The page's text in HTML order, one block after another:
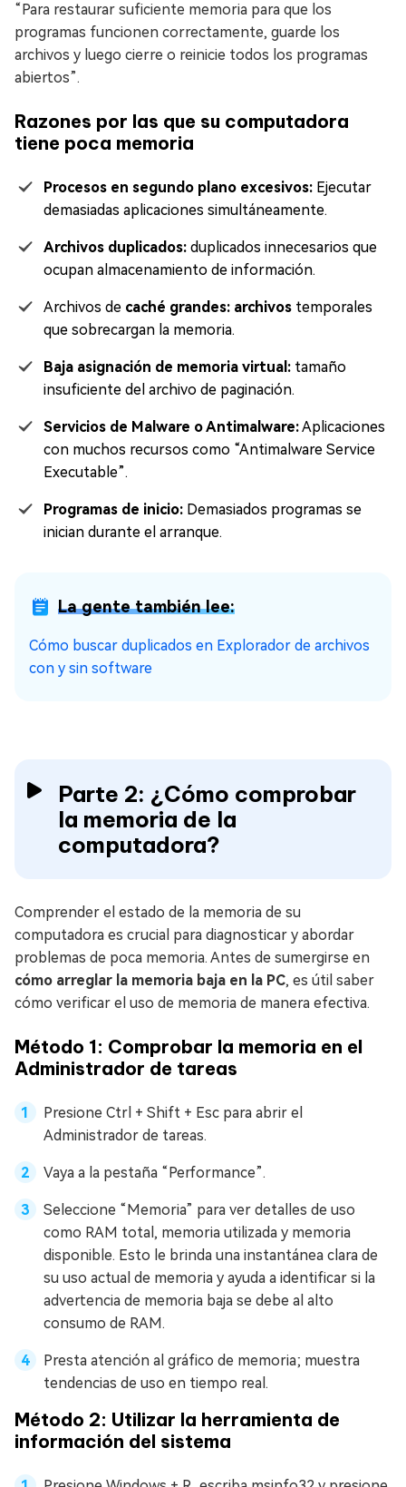
“Para restaurar suficiente memoria para que los
programas funcionen correctamente, guarde los
archivos y luego cierre o reinicie todos los programas
abiertos”.
Razones por las que su computadora
tiene poca memoria
Procesos en segundo plano excesivos: Ejecutar
demasiadas aplicaciones simultáneamente.
Archivos duplicados: duplicados innecesarios que
ocupan almacenamiento de información.
Archivos de caché grandes: archivos temporales
que sobrecargan la memoria.
Baja asignación de memoria virtual: tamaño
insuficiente del archivo de paginación.
Servicios de Malware o Antimalware:Aplicaciones
con muchos recursos como “Antimalware Service
Executable”.
Programas de inicio: Demasiados programas se
inician durante el arranque.
La gente también lee:
Cómo buscar duplicados en Explorador de archivos
con y sin software
Parte 2: ¿Cómo comprobar
la memoria de la
computadora?
Comprender el estado de la memoria de su
computadora es crucial para diagnosticar y abordar
problemas de poca memoria. Antes de sumergirse en
cómo arreglar la memoria baja en la PC, es útil saber
cómo verificar el uso de memoria de manera efectiva.
Método 1: Comprobar la memoria en el
Administrador de tareas
Presione Ctrl + Shift + Esc para abrir el
Administrador de tareas.
Vaya a la pestaña “Performance”.
Seleccione “Memoria” para ver detalles de uso
como RAM total, memoria utilizada y memoria
disponible. Esto le brinda una instantánea clara de
su uso actual de memoria y ayuda a identificar si la
advertencia de memoria baja se debe al alto
consumo de RAM.
Presta atención al gráfico de memoria; muestra
tendencias de uso en tiempo real.
Método 2: Utilizar la herramienta de
información del sistema